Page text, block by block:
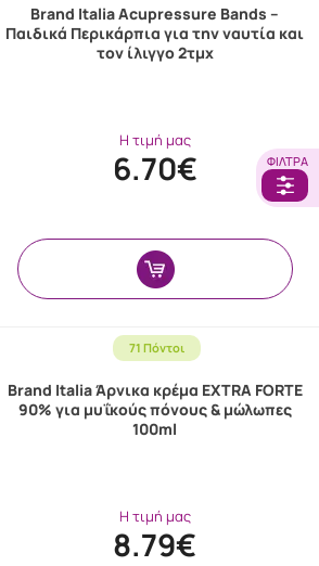
ΦΊΛΤΡΑ
Brand Italia Acupressure Bands –
Παιδικά Περικάρπια για την ναυτία και
τον ίλιγγο 2τμχ
Η τιμή μας
6.70€
71 Πόντοι
Brand Italia Άρνικα κρέμα EXTRA FORTE
90% για μυΐκούς πόνους & μώλωπες
100ml
Η τιμή μας
8.79€